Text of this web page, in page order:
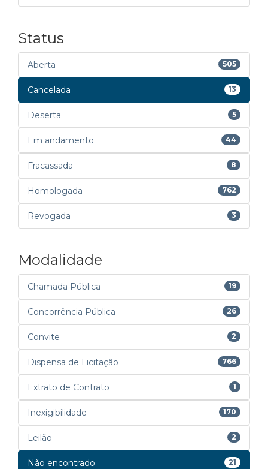
Status
Aberta 505
Cancelada 13
Deserta 5
Em andamento 44
Fracassada 8
Homologada 762
Revogada 3
Modalidade
Chamada Pública 19
Concorrência Pública 26
Convite 2
Dispensa de Licitação 766
Extrato de Contrato 1
Inexigibilidade 170
Leilão 2
Não encontrado 21